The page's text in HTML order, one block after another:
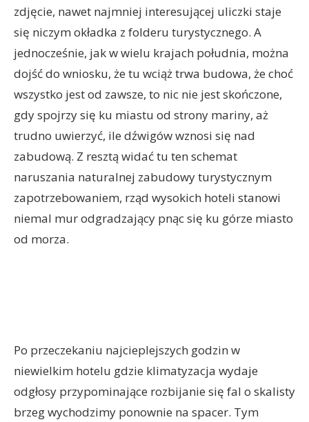
zdjęcie, nawet najmniej interesującej uliczki staje
się niczym okładka z folderu turystycznego. A
jednocześnie, jak w wielu krajach południa, można
dojść do wniosku, że tu wciąż trwa budowa, że choć
wszystko jest od zawsze, to nic nie jest skończone,
gdy spojrzy się ku miastu od strony mariny, aż
trudno uwierzyć, ile dźwigów wznosi się nad
zabudową. Z resztą widać tu ten schemat
naruszania naturalnej zabudowy turystycznym
zapotrzebowaniem, rząd wysokich hoteli stanowi
niemal mur odgradzający pnąc się ku górze miasto
od morza.
Po przeczekaniu najcieplejszych godzin w
niewielkim hotelu gdzie klimatyzacja wydaje
odgłosy przypominające rozbijanie się fal o skalisty
brzeg wychodzimy ponownie na spacer. Tym